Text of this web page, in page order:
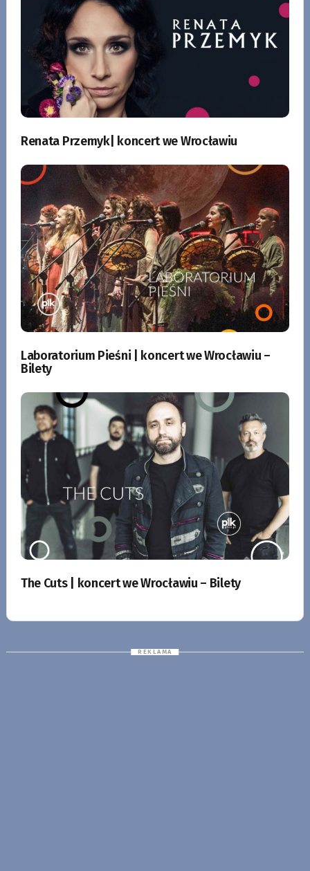
Renata Przemyk| koncert we Wrocławiu
Laboratorium Pieśni | koncert we Wrocławiu –
Bilety
The Cuts | koncert we Wrocławiu – Bilety